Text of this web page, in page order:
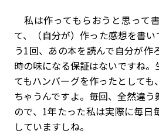
私は作ってもらおうと思って
て、（自分が）作った感想を書い
う1回、あの本を読んで自分が作
時の味になる保証はないですね。
てもハンバーグを作ったとしても
ちゃうんですよ。毎回、全然違
ので、1年たった私は実際に毎日
していますしね。